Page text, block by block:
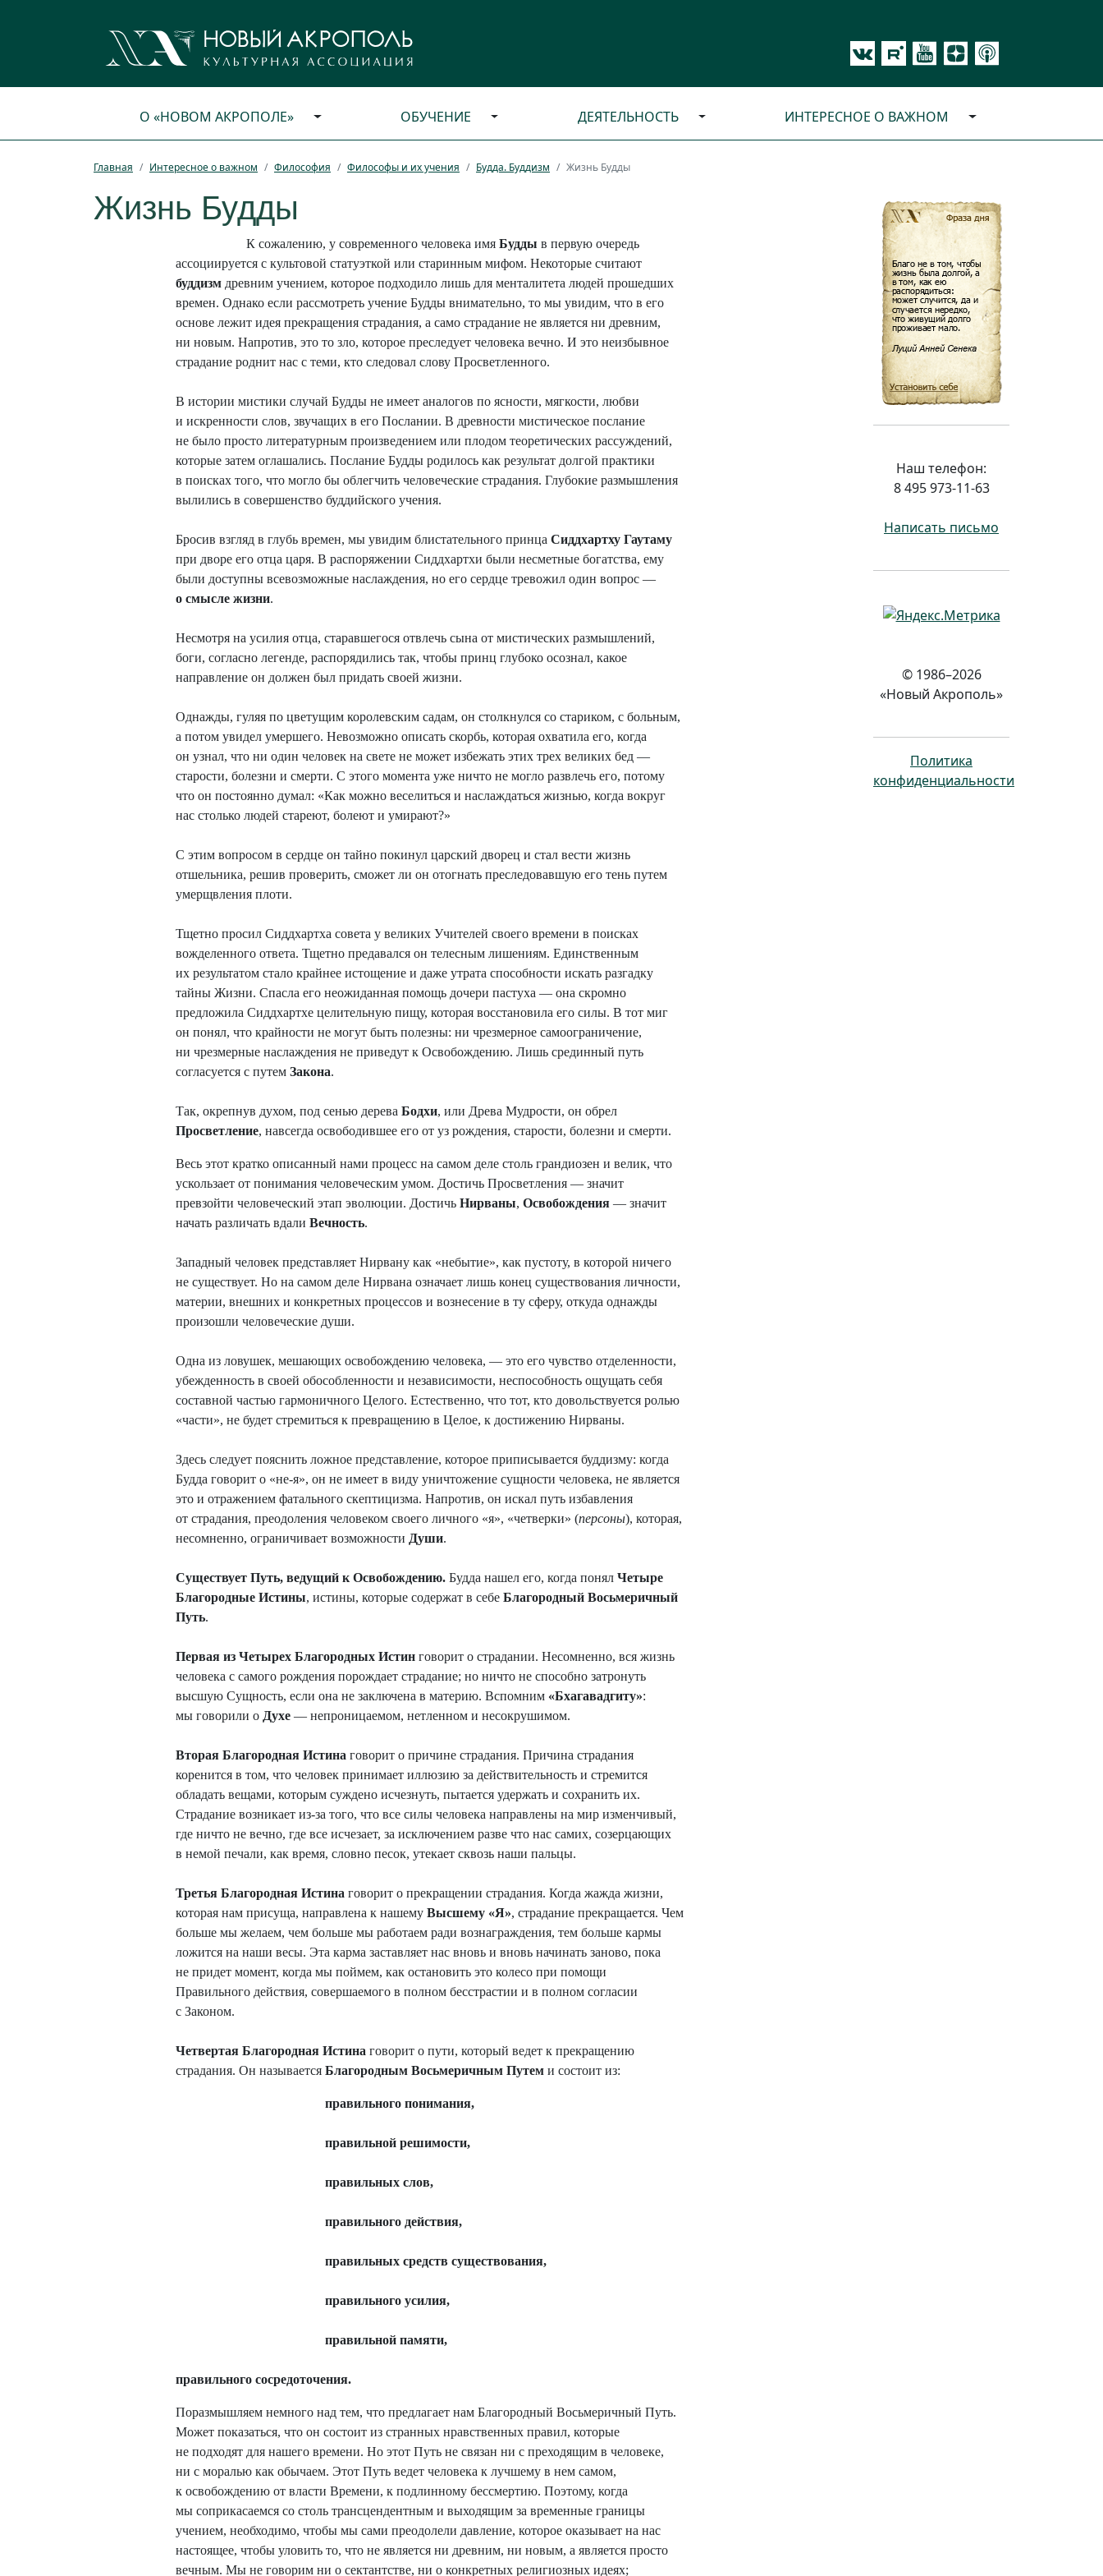
О «НОВОМ АКРОПОЛЕ» ОБУЧЕНИЕ ДЕЯТЕЛЬНОСТЬ ИНТЕРЕСНОЕ О ВАЖНОМ
Главная Интересное о важном Философия Философы и их учения Будда. Буддизм Жизнь Будды
Жизнь Будды
К сожалению, у современного человека имя Будды в первую очередь
ассоциируется с культовой статуэткой или старинным мифом. Некоторые считают
буддизм древним учением, которое подходило лишь для менталитета людей прошедших
времен. Однако если рассмотреть учение Будды внимательно, то мы увидим, что в его
основе лежит идея прекращения страдания, а само страдание не является ни древним,
ни новым. Напротив, это то зло, которое преследует человека вечно. И это неизбывное
страдание роднит нас с теми, кто следовал слову Просветленного.
В истории мистики случай Будды не имеет аналогов по ясности, мягкости, любви
и искренности слов, звучащих в его Послании. В древности мистическое послание
не было просто литературным произведением или плодом теоретических рассуждений,
которые затем оглашались. Послание Будды родилось как результат долгой практики
в поисках того, что могло бы облегчить человеческие страдания. Глубокие размышления
вылились в совершенство буддийского учения.
Бросив взгляд в глубь времен, мы увидим блистательного принца Сиддхартху Гаутаму
при дворе его отца царя. В распоряжении Сиддхартхи были несметные богатства, ему
были доступны всевозможные наслаждения, но его сердце тревожил один вопрос —
о смысле жизни.
Несмотря на усилия отца, старавшегося отвлечь сына от мистических размышлений,
боги, согласно легенде, распорядились так, чтобы принц глубоко осознал, какое
направление он должен был придать своей жизни.
Однажды, гуляя по цветущим королевским садам, он столкнулся со стариком, с больным,
а потом увидел умершего. Невозможно описать скорбь, которая охватила его, когда
он узнал, что ни один человек на свете не может избежать этих трех великих бед —
старости, болезни и смерти. С этого момента уже ничто не могло развлечь его, потому
что он постоянно думал: «Как можно веселиться и наслаждаться жизнью, когда вокруг
нас столько людей стареют, болеют и умирают?»
C этим вопросом в сердце он тайно покинул царский дворец и стал вести жизнь
отшельника, решив проверить, сможет ли он отогнать преследовавшую его тень путем
умерщвления плоти.
Тщетно просил Сиддхартха совета у великих Учителей своего времени в поисках
вожделенного ответа. Тщетно предавался он телесным лишениям. Единственным
их результатом стало крайнее истощение и даже утрата способности искать разгадку
тайны Жизни. Спасла его неожиданная помощь дочери пастуха — она скромно
предложила Сиддхартхе целительную пищу, которая восстановила его силы. В тот миг
он понял, что крайности не могут быть полезны: ни чрезмерное самоограничение,
ни чрезмерные наслаждения не приведут к Освобождению. Лишь срединный путь
согласуется с путем Закона.
Так, окрепнув духом, под сенью дерева Бодхи, или Древа Мудрости, он обрел
Просветление, навсегда освободившее его от уз рождения, старости, болезни и смерти.
Весь этот кратко описанный нами процесс на самом деле столь грандиозен и велик, что
ускользает от понимания человеческим умом. Достичь Просветления — значит
превзойти человеческий этап эволюции. Достичь Нирваны, Освобождения — значит
начать различать вдали Вечность.
Западный человек представляет Нирвану как «небытие», как пустоту, в которой ничего
не существует. Но на самом деле Нирвана означает лишь конец существования личности,
материи, внешних и конкретных процессов и вознесение в ту сферу, откуда однажды
произошли человеческие души.
Одна из ловушек, мешающих освобождению человека, — это его чувство отделенности,
убежденность в своей обособленности и независимости, неспособность ощущать себя
составной частью гармоничного Целого. Естественно, что тот, кто довольствуется ролью
«части», не будет стремиться к превращению в Целое, к достижению Нирваны.
Здесь следует пояснить ложное представление, которое приписывается буддизму: когда
Будда говорит о «не-я», он не имеет в виду уничтожение сущности человека, не является
это и отражением фатального скептицизма. Напротив, он искал путь избавления
от страдания, преодоления человеком своего личного «я», «четверки» (персоны), которая,
несомненно, ограничивает возможности Души.
Существует Путь, ведущий к Освобождению. Будда нашел его, когда понял Четыре
Благородные Истины, истины, которые содержат в себе Благородный Восьмеричный
Путь.
Первая из Четырех Благородных Истин говорит о страдании. Несомненно, вся жизнь
человека с самого рождения порождает страдание; но ничто не способно затронуть
высшую Сущность, если она не заключена в материю. Вспомним «Бхагавадгиту»:
мы говорили о Духе — непроницаемом, нетленном и несокрушимом.
Вторая Благородная Истина говорит о причине страдания. Причина страдания
коренится в том, что человек принимает иллюзию за действительность и стремится
обладать вещами, которым суждено исчезнуть, пытается удержать и сохранить их.
Страдание возникает из-за того, что все силы человека направлены на мир изменчивый,
где ничто не вечно, где все исчезает, за исключением разве что нас самих, созерцающих
в немой печали, как время, словно песок, утекает сквозь наши пальцы.
Третья Благородная Истина говорит о прекращении страдания. Когда жажда жизни,
которая нам присуща, направлена к нашему Высшему «Я», страдание прекращается. Чем
больше мы желаем, чем больше мы работаем ради вознаграждения, тем больше кармы
ложится на наши весы. Эта карма заставляет нас вновь и вновь начинать заново, пока
не придет момент, когда мы поймем, как остановить это колесо при помощи
Правильного действия, совершаемого в полном бесстрастии и в полном согласии
с Законом.
Четвертая Благородная Истина говорит о пути, который ведет к прекращению
страдания. Он называется Благородным Восьмеричным Путем и состоит из:
правильного понимания,
правильной решимости,
правильных слов,
правильного действия,
правильных средств существования,
правильного усилия,
правильной памяти,
правильного сосредоточения.
Поразмышляем немного над тем, что предлагает нам Благородный Восьмеричный Путь.
Может показаться, что он состоит из странных нравственных правил, которые
не подходят для нашего времени. Но этот Путь не связан ни с преходящим в человеке,
ни с моралью как обычаем. Этот Путь ведет человека к лучшему в нем самом,
к освобождению от власти Времени, к подлинному бессмертию. Поэтому, когда
мы соприкасаемся со столь трансцендентным и выходящим за временные границы
учением, необходимо, чтобы мы сами преодолели давление, которое оказывает на нас
настоящее, чтобы уловить то, что не является ни древним, ни новым, а является просто
вечным. Мы не говорим ни о сектантстве, ни о конкретных религиозных идеях;
Наш телефон:
8 495 973-11-63
Написать письмо
© 1986–2026
«Новый Акрополь»
Политика
конфиденциальности